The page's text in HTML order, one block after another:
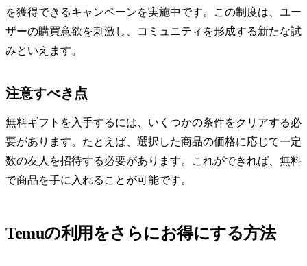
を獲得できるキャンペーンを実施中です。この制度は、ユー
ザーの購買意欲を刺激し、コミュニティを形成する新たな試
みといえます。
注意すべき点
無料ギフトを入手するには、いくつかの条件をクリアする必
要があります。たとえば、選択した商品の価格に応じて一定
数の友人を招待する必要があります。これができれば、無料
で商品を手に入れることが可能です。
Temuの利用をさらにお得にする方法